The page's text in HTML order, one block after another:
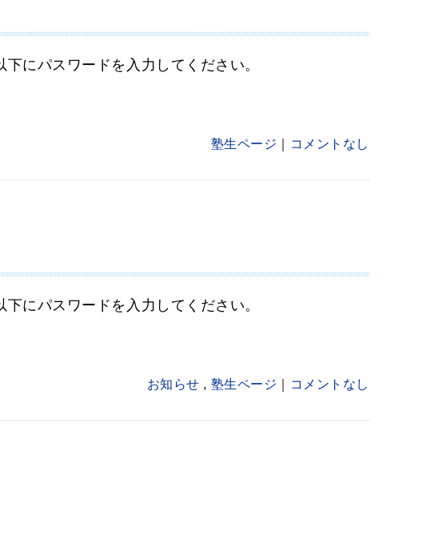
にパスワードを入力してください。
塾生ページ コメントなし
にパスワードを入力してください。
お知らせ , 塾生ページ コメントなし